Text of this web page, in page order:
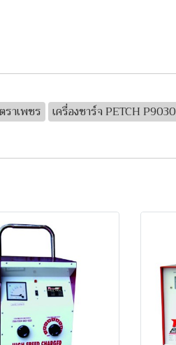
ราเพชร เครื่องชาร์จ PETCH P9030